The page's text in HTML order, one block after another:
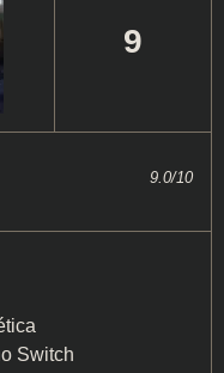
9
9.0/10
Switch